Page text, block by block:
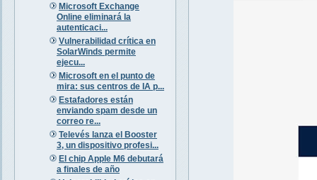
Microsoft Exchange
Online eliminará la
autenticaci...
Vulnerabilidad crítica en
SolarWinds permite
ejecu...
Microsoft en el punto de
mira: sus centros de IA p...
Estafadores están
enviando spam desde un
correo re...
Televés lanza el Booster
3, un dispositivo profesi...
El chip Apple M6 debutará
a finales de año